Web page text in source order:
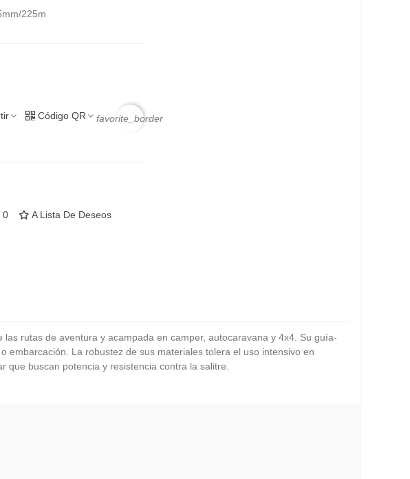
225m
Código QR favorite_border
0 A Lista De Deseos
rutas de aventura y acampada en camper, autocaravana y 4x4. Su guía-
embarcación. La robustez de sus materiales tolera el uso intensivo en
que buscan potencia y resistencia contra la salitre.